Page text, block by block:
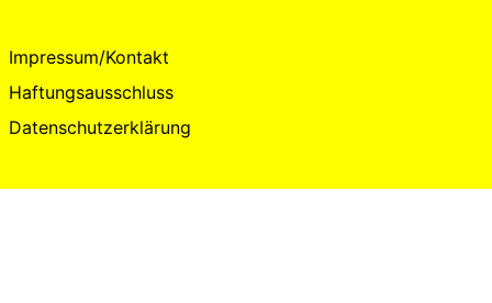
Impressum/Kontakt
Haftungsausschluss
Datenschutzerklärung